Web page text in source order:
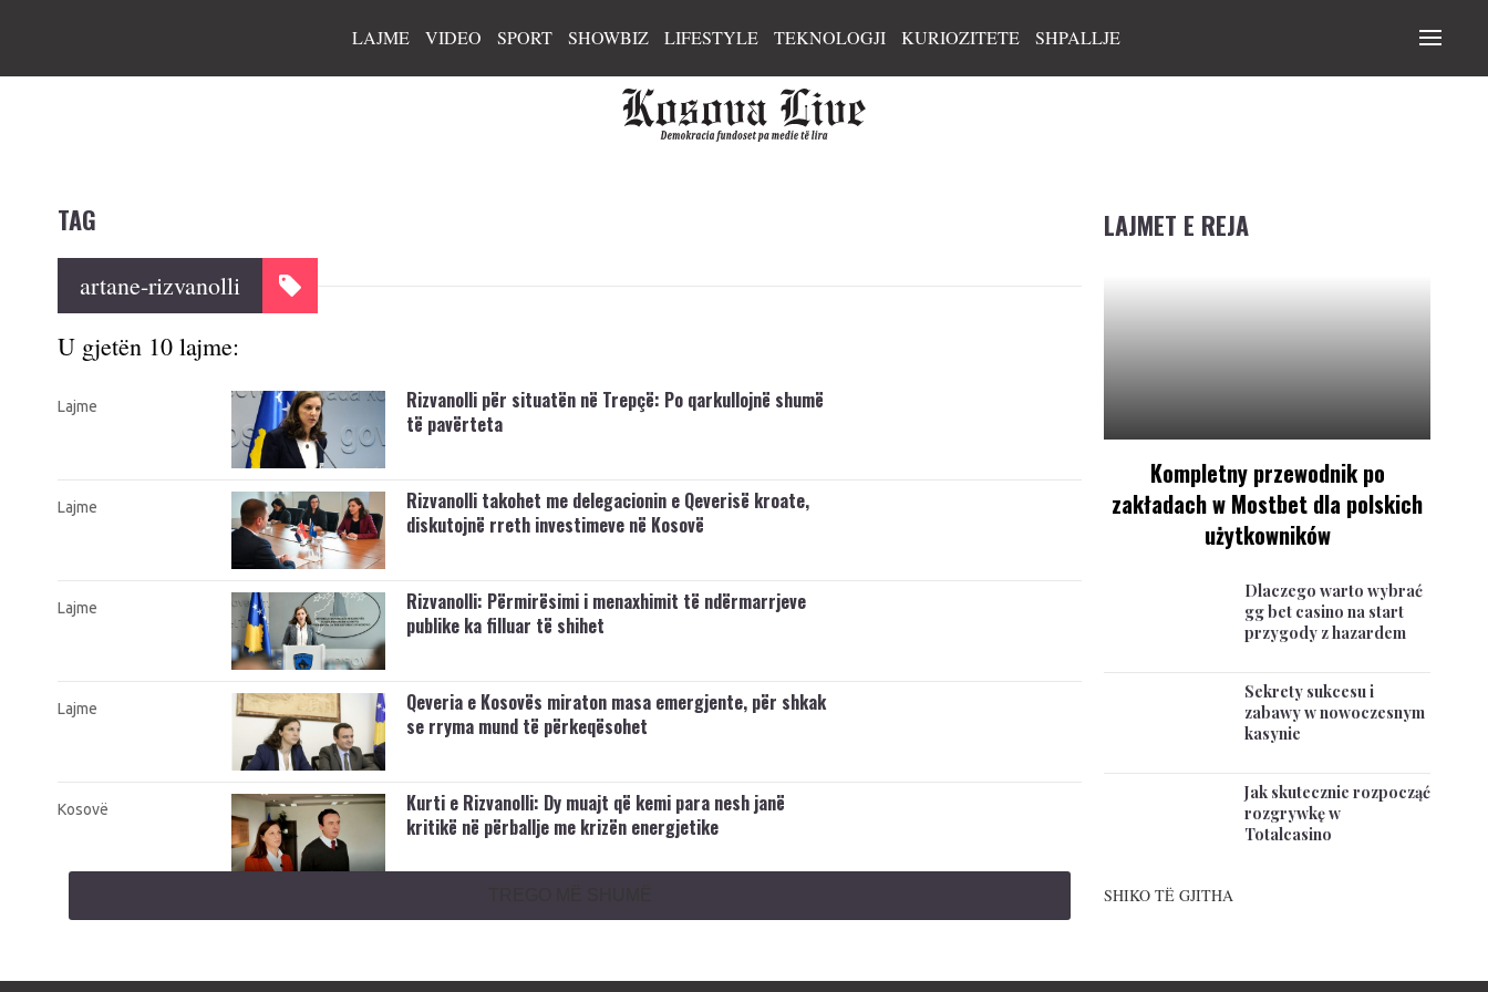
LAJME VIDEO SPORT SHOWBIZ LIFESTYLE TEKNOLOGJI KURIOZITETE SHPALLJE
TAG
artane-rizvanolli
U gjetën 10 lajme:
Lajme
Rizvanolli për situatën në Trepçë: Po qarkullojnë shumë
të pavërteta
Lajme
Rizvanolli takohet me delegacionin e Qeverisë kroate,
diskutojnë rreth investimeve në Kosovë
Lajme
Rizvanolli: Përmirësimi i menaxhimit të ndërmarrjeve
publike ka filluar të shihet
Lajme
Qeveria e Kosovës miraton masa emergjente, për shkak
se rryma mund të përkeqësohet
Kosovë
Kurti e Rizvanolli: Dy muajt që kemi para nesh janë
kritikë në përballje me krizën energjetike
LAJMET E REJA
Kompletny przewodnik po
zakładach w Mostbet dla polskich
użytkowników
Dlaczego warto wybrać
gg bet casino na start
przygody z hazardem
Sekrety sukcesu i
zabawy w nowoczesnym
kasynie
Jak skutecznie rozpocząć
rozgrywkę w
Totalcasino
SHIKO TË GJITHA